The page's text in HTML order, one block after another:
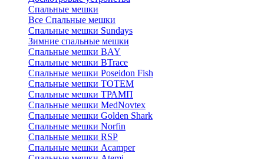
Спальные мешки
Все Спальные мешки
Спальные мешки Sundays
Зимние спальные мешки
Спальные мешки BAY
Спальные мешки BTrace
Спальные мешки Poseidon Fish
Спальные мешки ТОТЕМ
Спальные мешки ТРАМП
Cпальные мешки MedNovtex
Спальные мешки Golden Shark
Спальные мешки Norfin
Спальные мешки RSP
Спальные мешки Acamper